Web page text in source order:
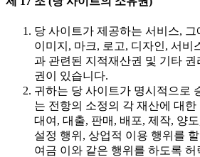
당 사이트가 제공하는 서비스,
이미지, 마크, 로고, 디자인, 서비
과 관련된 지적재산권 및 기타
권이 있습니다.
귀하는 당 사이트가 명시적으로
는 전항의 소정의 각 재산에 대
대여, 대출, 판매, 배포, 제작, 양
설정 행위, 상업적 이용 행위를
여금 이와 같은 행위를 하도록